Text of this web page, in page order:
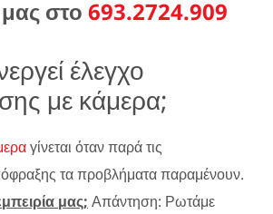
στο 693.2724.909
έλεγχο
με κάμερα;
γίνεται όταν παρά τις
τα προβλήματα παραμένουν.
μας; Απάντηση: Ρωτάμε